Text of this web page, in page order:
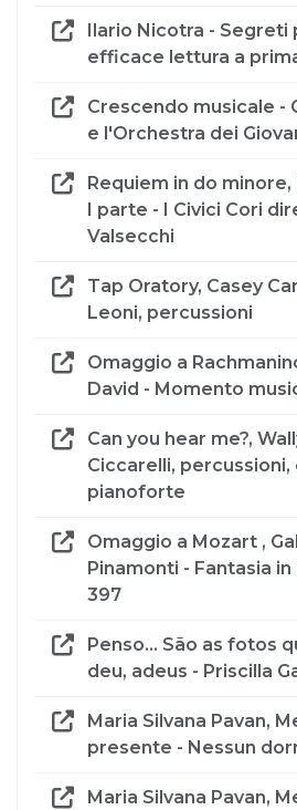
Ilario Nicotra - Segreti
efficace lettura a
Crescendo musicale -
e l'Orchestra dei
Requiem in do
I parte - I Civici Cori
Valsecchi
Tap Oratory, Casey
Leoni, percussioni
Omaggio a
David - Momento
Can you hear me?,
Ciccarelli, percussioni,
pianoforte
Omaggio a Mozart ,
Pinamonti - Fantasia
397
Penso... São as fotos
deu, adeus - Priscilla
Maria Silvana Pavan,
presente - Nessun
Maria Silvana Pavan,